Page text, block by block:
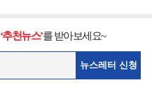
‘추천뉴스’를 받아보세요~
뉴스레터 신청